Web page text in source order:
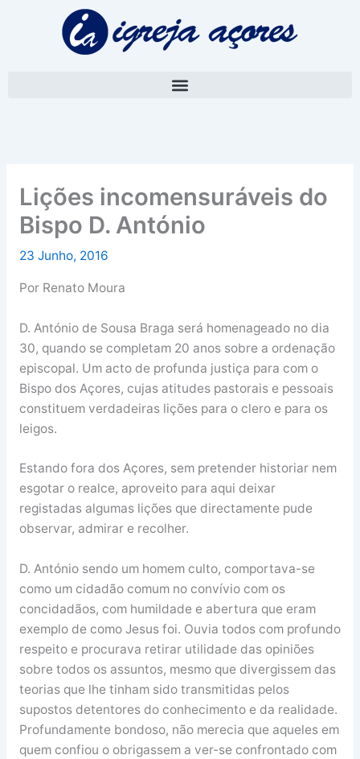
Lições incomensuráveis do
Bispo D. António
23 Junho, 2016
Por Renato Moura
D. António de Sousa Braga será homenageado no dia
30, quando se completam 20 anos sobre a ordenação
episcopal. Um acto de profunda justiça para com o
Bispo dos Açores, cujas atitudes pastorais e pessoais
constituem verdadeiras lições para o clero e para os
leigos.
Estando fora dos Açores, sem pretender historiar nem
esgotar o realce, aproveito para aqui deixar
registadas algumas lições que directamente pude
observar, admirar e recolher.
D. António sendo um homem culto, comportava-se
como um cidadão comum no convívio com os
concidadãos, com humildade e abertura que eram
exemplo de como Jesus foi. Ouvia todos com profundo
respeito e procurava retirar utilidade das opiniões
sobre todos os assuntos, mesmo que divergissem das
teorias que lhe tinham sido transmitidas pelos
supostos detentores do conhecimento e da realidade.
Profundamente bondoso, não merecia que aqueles em
quem confiou o obrigassem a ver-se confrontado com